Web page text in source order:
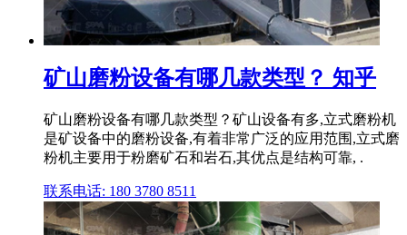
矿山磨粉设备有哪几款类型？ 知乎
矿山磨粉设备有哪几款类型？矿山设备有多,立式磨粉机
是矿设备中的磨粉设备,有着非常广泛的应用范围,立式磨
粉机主要用于粉磨矿石和岩石,其优点是结构可靠, .
联系电话: 180 3780 8511